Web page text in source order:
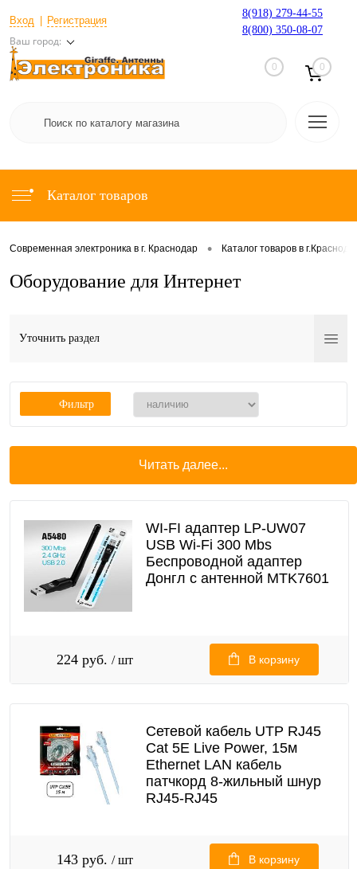
Вход Регистрация
Ваш город:
8(918) 279-44-55
8(800) 350-08-07
0 0
Каталог товаров
Современная электроника в г. Краснодар • Каталог товаров в
Оборудование для Интернет
Уточнить раздел
Фильтр
Читать далее...
WI-FI адаптер LP-UW07
USB Wi-Fi 300 Mbs
Беспроводной адаптер
Донгл с антенной MTK7601
224 руб. / шт В корзину
Сетевой кабель UTP RJ45
Cat 5E Live Power, 15м
Ethernet LAN кабель
патчкорд 8-жильный шнур
RJ45-RJ45
143 руб. / шт В корзину